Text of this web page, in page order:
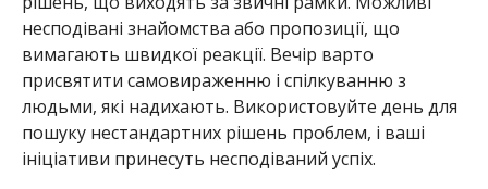
несподівані знайомства або пропозиції, що
вимагають швидкої реакції. Вечір варто
присвятити самовираженню і спілкуванню з
людьми, які надихають. Використовуйте день для
пошуку нестандартних рішень проблем, і ваші
ініціативи принесуть несподіваний успіх.